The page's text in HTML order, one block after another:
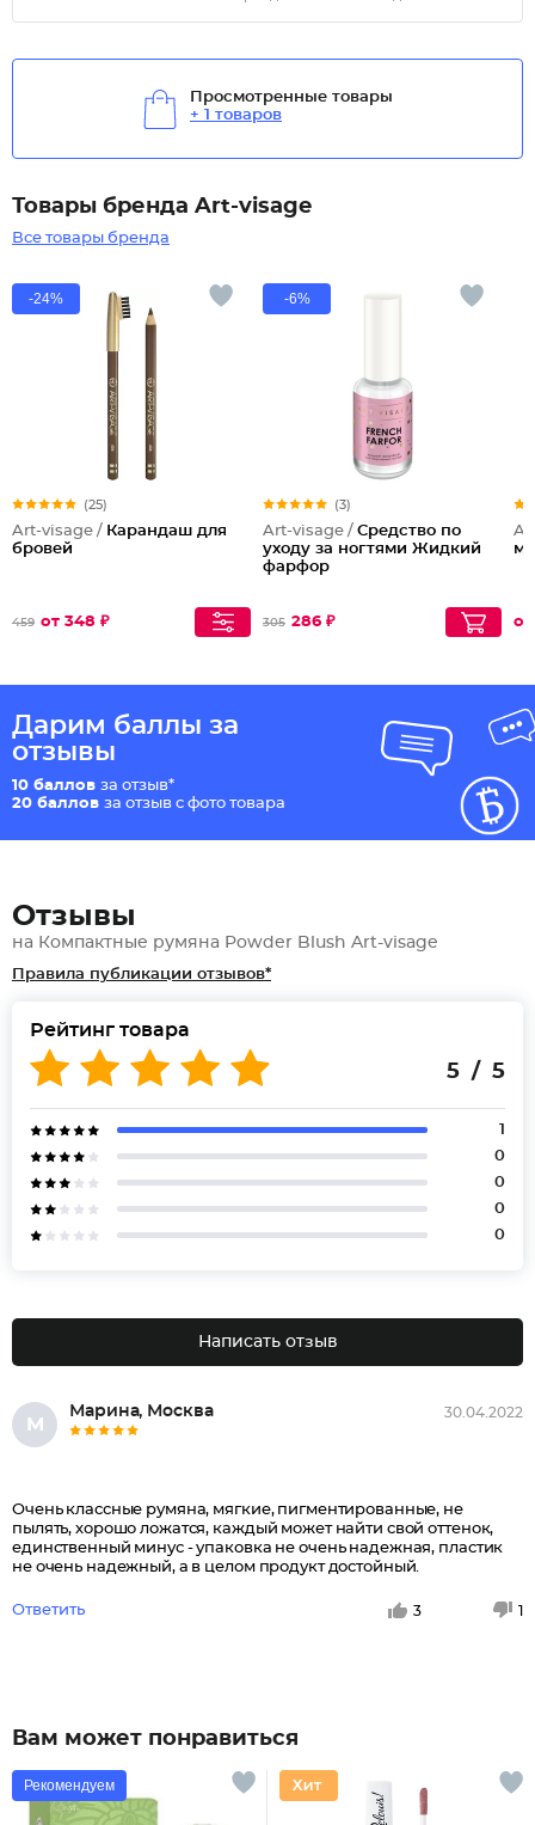
Просмотренные товары
+ 1 товаров
Товары бренда Art-visage
Все товары бренда
-24%
(25)
Art-visage / Карандаш для
бровей
459 от 348 ₽
-6%
(3)
Art-visage / Средство по
уходу за ногтями Жидкий
фарфор
305 286 ₽ от
Дарим баллы за
отзывы
10 баллов за отзыв*
20 баллов за отзыв с фото товара
Отзывы
на Компактные румяна Powder Blush Art-visage
Правила публикации отзывов*
Рейтинг товара
5 / 5
1
0
0
0
0
Написать отзыв
М
Марина, Москва 30.04.2022
Очень классные румяна, мягкие, пигментированные, не
пылять, хорошо ложатся, каждый может найти свой оттенок,
единственный минус - упаковка не очень надежная, пластик
не очень надежный, а в целом продукт достойный.
Ответить 3 1
Вам может понравиться
Рекомендуем